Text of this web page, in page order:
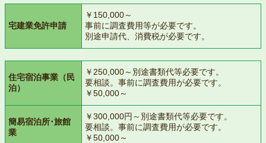
宅建業免許申請
￥150,000～
事前に調査費用等が必要です。
別途申請代、消費税が必要です。
住宅宿泊事業（民
泊）
￥250,000～別途書類代等必要です。
要相談。事前に調査費用が必要です。
￥50,000～
簡易宿泊所･旅館
業
￥300,000円～別途書類代等必要です。
要相談。事前に調査費用が必要です。
￥50,000～